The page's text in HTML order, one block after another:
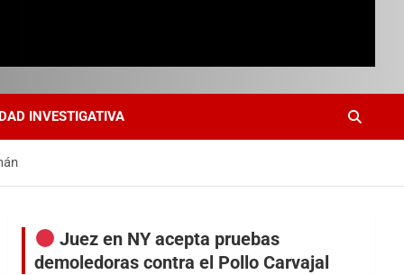
INVESTIGATIVA
Juez en NY acepta pruebas
demoledoras contra el Pollo Carvajal